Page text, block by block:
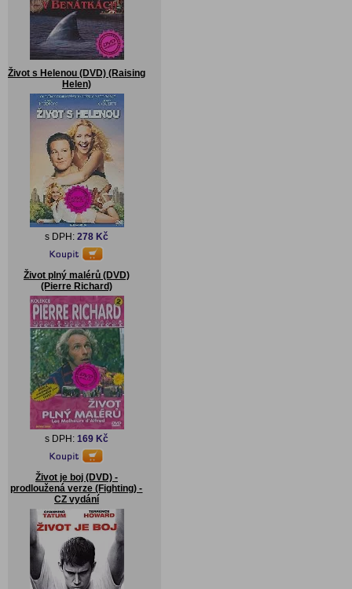
Život s Helenou (DVD) (Raising
Helen)
s DPH: 278 Kč
Život plný malérů (DVD)
(Pierre Richard)
s DPH: 169 Kč
Život je boj (DVD) -
prodloužená verze (Fighting) -
CZ vydání